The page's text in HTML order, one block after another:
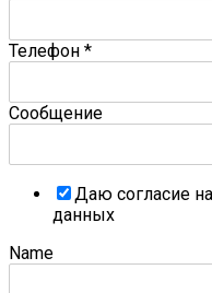
Телефон *
Сообщение
Даю согласие
данных
Name